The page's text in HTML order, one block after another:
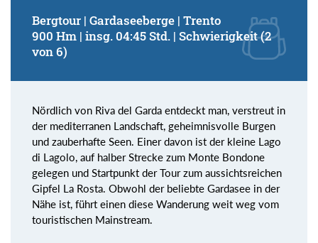
Bergtour | Gardaseeberge | Trento
900 Hm | insg. 04:45 Std. | Schwierigkeit (2
von 6)
Nördlich von Riva del Garda entdeckt man, verstreut in
der mediterranen Landschaft, geheimnisvolle Burgen
und zauberhafte Seen. Einer davon ist der kleine Lago
di Lagolo, auf halber Strecke zum Monte Bondone
gelegen und Startpunkt der Tour zum aussichtsreichen
Gipfel La Rosta. Obwohl der beliebte Gardasee in der
Nähe ist, führt einen diese Wanderung weit weg vom
touristischen Mainstream.